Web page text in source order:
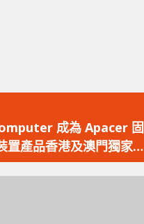
一
篇
文
成為 Apacer 固
置產品香港及澳門獨家代
理